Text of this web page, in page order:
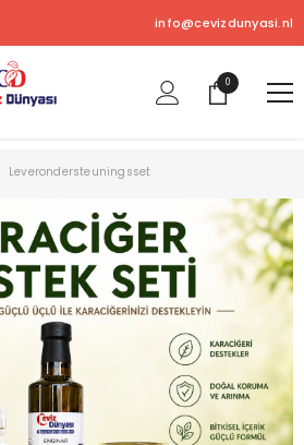
info@cevizdunyasi.nl
00
product
Leverondersteuningsset